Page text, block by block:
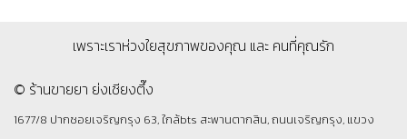
เพราะเราห่วงใยสุขภาพของคุณ และ คนที่คุณรัก
© ร้านขายยา ย่งเชียงตึ๊ง
1677/8 ปากซอยเจริญกรุง 63, ใกล้bts สะพานตากสิน, ถนนเจริญกรุง, แขวง